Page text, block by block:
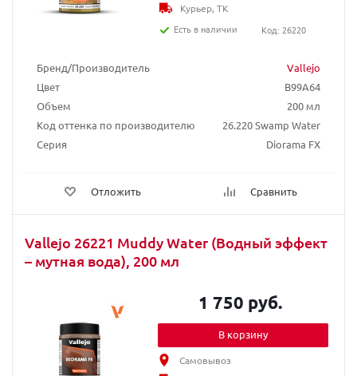
Бренд/Производитель
Vallejo
Цвет
B99A64
Объем
200 мл
Код оттенка по производителю
26.220 Swamp Water
Серия
Diorama FX
Отложить Сравнить
Курьер, ТК
Есть в наличии
Код: 26220
Vallejo 26221 Muddy Water (Водный эффект
– мутная вода), 200 мл
1 750 руб.
В корзину
Самовывоз